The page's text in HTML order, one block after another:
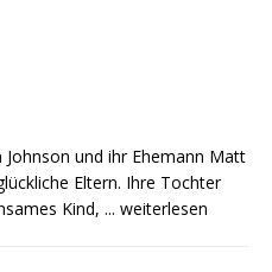
und ihr Ehemann Matt
Eltern. Ihre Tochter
Kind, ... weiterlesen